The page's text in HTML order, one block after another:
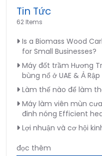
Tin Tức
62 Items
Is a Biomass Wood
for Small Businesses?
Máy đốt trầm Hương
bùng nổ ở UAE & Ả
Làm thế nào để làm
Máy làm viên mùn
đinh nóng Efficient
Lợi nhuận và cơ hội
đọc thêm